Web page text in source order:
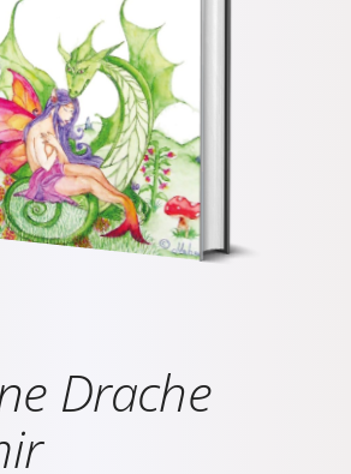
Drache